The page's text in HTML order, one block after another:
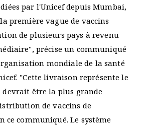
par l'Unicef depuis Mumbai,
première vague de vaccins
de plusieurs pays à revenu
précise un communiqué
mondiale de la santé
"Cette livraison représente le
devrait être la plus grande
de vaccins de
ce communiqué. Le système